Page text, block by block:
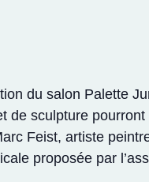
du salon Palette
de sculpture
Feist, artiste
proposée par